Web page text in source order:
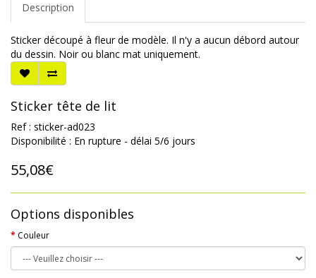
Description
Sticker découpé à fleur de modèle. Il n'y a aucun débord autour
du dessin. Noir ou blanc mat uniquement.
Sticker tête de lit
Ref : sticker-ad023
Disponibilité : En rupture - délai 5/6 jours
55,08€
Options disponibles
Couleur